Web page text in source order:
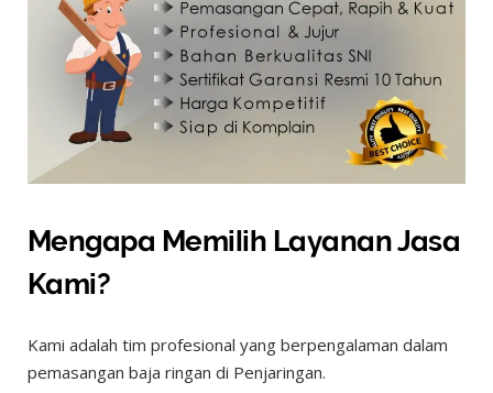
Mengapa Memilih Layanan Jasa
Kami?
Kami adalah tim profesional yang berpengalaman dalam
pemasangan baja ringan di Penjaringan.